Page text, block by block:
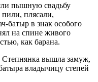
пышную свадьбу
плясали,
батыр в знак особого
на спине живого
как барана.
вышла замуж,
владычицу степей